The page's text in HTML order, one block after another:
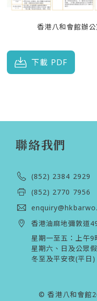
香港八和會館辦
下載 PDF
聯絡我們
(852) 2384 2929
(852) 2770 7956
香港油麻地彌敦道
星期一至五：上午
星期六、日及公眾
冬至及平安夜(平日
© 香港八和會館